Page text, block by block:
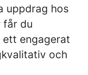
uppdrag hos
får du
engagerat
och